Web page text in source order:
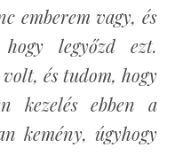
emberem vagy, és
legyőzd ezt.
és tudom, hogy
kezelés ebben a
kemény, úgyhogy